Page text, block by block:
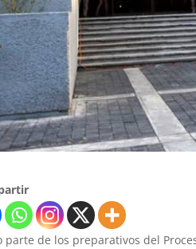
parte de los preparativos del